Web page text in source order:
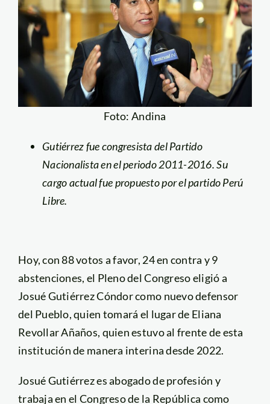
Foto: Andina
Gutiérrez fue congresista del Partido
Nacionalista en el periodo 2011-2016. Su
cargo actual fue propuesto por el partido Perú
Libre.
Hoy, con 88 votos a favor, 24 en contra y 9
abstenciones, el Pleno del Congreso eligió a
Josué Gutiérrez Cóndor como nuevo defensor
del Pueblo, quien tomará el lugar de Eliana
Revollar Añaños, quien estuvo al frente de esta
institución de manera interina desde 2022.
Josué Gutiérrez es abogado de profesión y
trabaja en el Congreso de la República como